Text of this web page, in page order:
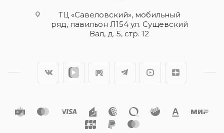
ТЦ «Савеловский», мобильный
ряд, павильон Л154 ул. Сущевский
Вал, д. 5, стр. 12